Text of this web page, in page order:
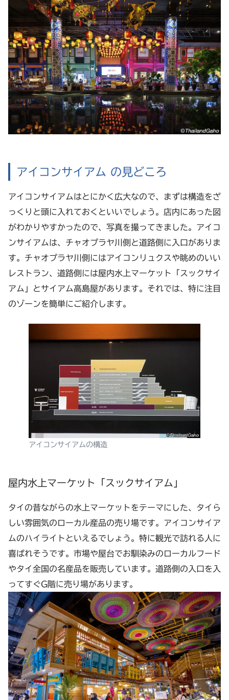
アイコンサイアム の見どころ
アイコンサイアムはとにかく広大なので、まずは構造をざ
っくりと頭に入れておくといいでしょう。店内にあった図
がわかりやすかったので、写真を撮ってきました。アイコ
ンサイアムは、チャオプラヤ川側と道路側に入口がありま
す。チャオプラヤ川側にはアイコンリュクスや眺めのいい
レストラン、道路側には屋内水上マーケット「スックサイ
アム」とサイアム高島屋があります。それでは、特に注目
のゾーンを簡単にご紹介します。
アイコンサイアムの構造
屋内水上マーケット「スックサイアム」
タイの昔ながらの水上マーケットをテーマにした、タイら
しい雰囲気のローカル産品の売り場です。アイコンサイア
ムのハイライトといえるでしょう。特に観光で訪れる人に
喜ばれそうです。市場や屋台でお馴染みのローカルフード
やタイ全国の名産品を販売しています。道路側の入口を入
ってすぐG階に売り場があります。